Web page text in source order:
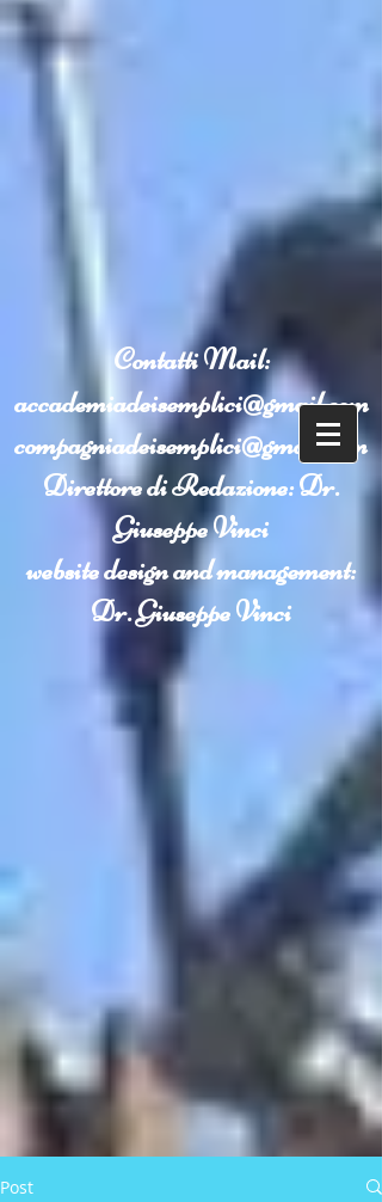
ContattiMail:
accademiadeisemplici@gmail.com
compagniadeisemplici@gmail.com
Direttore di Redazione: Dr.
Giuseppe Vinci
website design and management:
Dr. Giuseppe Vinci
Post